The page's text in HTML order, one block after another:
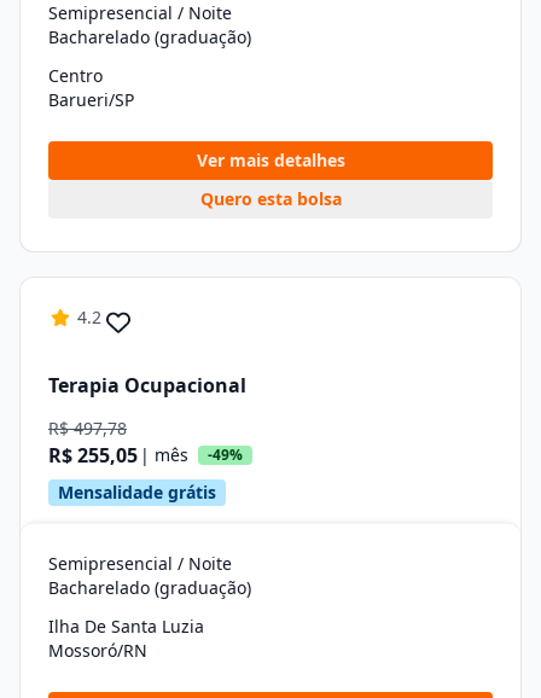
Semipresencial / Noite
Bacharelado (graduação)
Centro
Barueri/SP
Ver mais detalhes
Quero esta bolsa
4.2
Terapia Ocupacional
R$ 497,78
R$ 255,05 | mês -49%
Mensalidade grátis
Semipresencial / Noite
Bacharelado (graduação)
Ilha De Santa Luzia
Mossoró/RN